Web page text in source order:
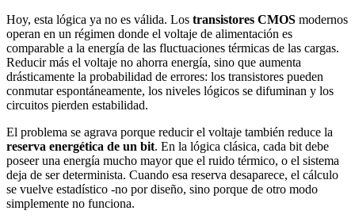
Hoy, esta lógica ya no es válida. Los transistores CMOS modernos
operan en un régimen donde el voltaje de alimentación es
comparable a la energía de las fluctuaciones térmicas de las cargas.
Reducir más el voltaje no ahorra energía, sino que aumenta
drásticamente la probabilidad de errores: los transistores pueden
conmutar espontáneamente, los niveles lógicos se difuminan y los
circuitos pierden estabilidad.
El problema se agrava porque reducir el voltaje también reduce la
reserva energética de un bit. En la lógica clásica, cada bit debe
poseer una energía mucho mayor que el ruido térmico, o el sistema
deja de ser determinista. Cuando esa reserva desaparece, el cálculo
se vuelve estadístico -no por diseño, sino porque de otro modo
simplemente no funciona.